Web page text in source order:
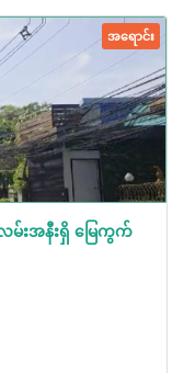
အရောင်း
လမ်းအနီးရှိ မြေကွက်